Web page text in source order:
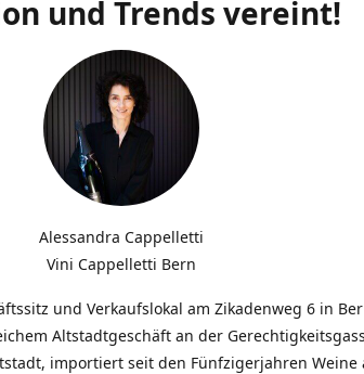
und Trends vereint!
Alessandra Cappelletti
Vini Cappelletti Bern
und Verkaufslokal am Zikadenweg 6 in
Altstadtgeschäft an der
importiert seit den Fünfzigerjahren Weine